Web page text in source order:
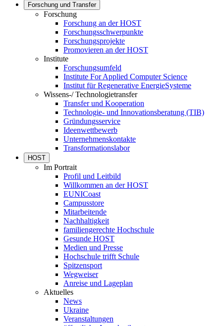
Forschung und Transfer
Forschung
Forschung an der HOST
Forschungsschwerpunkte
Forschungsprojekte
Promovieren an der HOST
Institute
Forschungsumfeld
Institute For Applied Computer Science
Institut für Regenerative EnergieSysteme
Wissens-/ Technologietransfer
Transfer und Kooperation
Technologie- und Innovationsberatung (TIB)
Gründungsservice
Ideenwettbewerb
Unternehmenskontakte
Transformationslabor
HOST
Im Portrait
Profil und Leitbild
Willkommen an der HOST
EUNICoast
Campusstore
Mitarbeitende
Nachhaltigkeit
familiengerechte Hochschule
Gesunde HOST
Medien und Presse
Hochschule trifft Schule
Spitzensport
Wegweiser
Anreise und Lageplan
Aktuelles
News
Ukraine
Veranstaltungen